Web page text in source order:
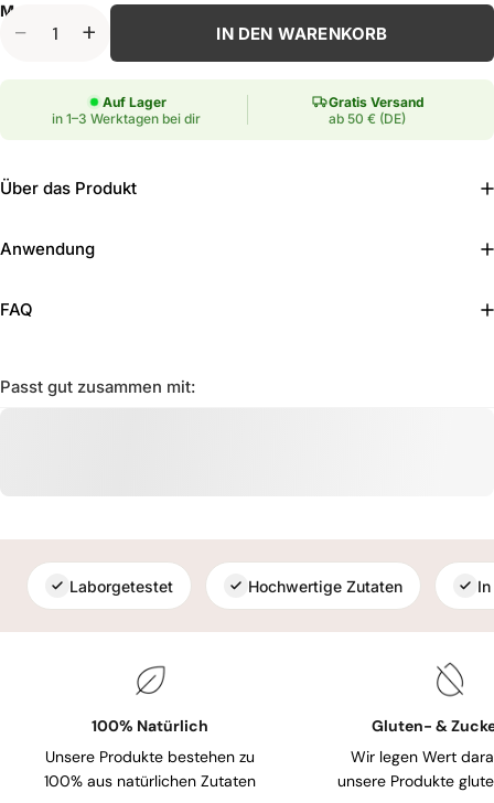
Menge:
Anzahl
IN DEN WARENKORB
Auf Lager
in 1–3 Werktagen bei dir
Gratis Versand
ab 50 € (DE)
Über das Produkt
Anwendung
FAQ
Passt gut zusammen mit:
Laborgetestet Hochwertige Zutaten
100% Natürlich
Unsere Produkte bestehen zu
100% aus natürlichen Zutaten
Gluten- &
Wir legen Wert
unsere Produkte